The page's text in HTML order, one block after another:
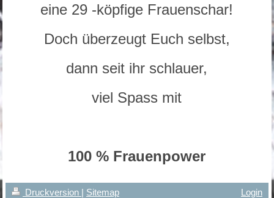
eine 29 -köpfige Frauenschar!
Doch überzeugt Euch selbst,
dann seit ihr schlauer,
viel Spass mit
100 % Frauenpower
Druckversion | Sitemap Login